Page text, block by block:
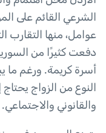
الشرعي القائم على
عوامل، منها التقارب
دفعت كثيرًا من
أسرة كريمة. ورغم ما
النوع من الزواج
والقانوني والاجتماعي.